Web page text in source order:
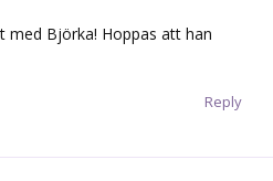
med Björka! Hoppas att han
Reply